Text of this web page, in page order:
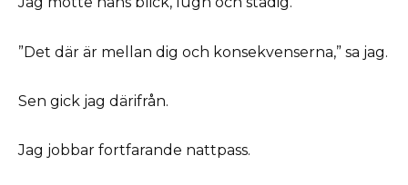
”Det där är mellan dig och konsekvenserna,” sa jag.
Sen gick jag därifrån.
Jag jobbar fortfarande nattpass.